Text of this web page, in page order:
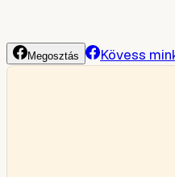
Megosztás Kövess